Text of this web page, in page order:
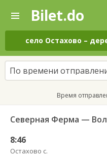
—
Поиск
и
покупка
билетов
на
автобус
онлайн
Bilet.do
село Остахово –
По времени
Время
Северная Ферма —
8:46
Остахово с.